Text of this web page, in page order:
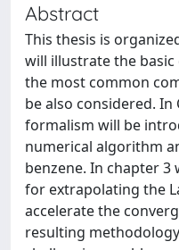
Abstract
This thesis is
will illustrate the basic
the most common
be also considered.
formalism will be
numerical algorithm
benzene. In chapter
for extrapolating the
accelerate the
resulting